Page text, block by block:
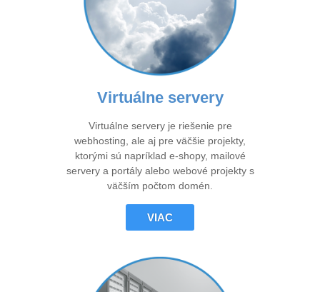
Virtuálne servery
Virtuálne servery je riešenie pre
webhosting, ale aj pre väčšie projekty,
ktorými sú napríklad e-shopy, mailové
servery a portály alebo webové projekty s
väčším počtom domén.
VIAC